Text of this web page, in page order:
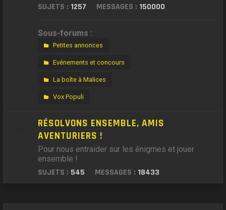
SUJETS : 1257 MESSAGES : 150000
Sous-forums :
Petites annonces
Evénements et concours
La boîte à Malices
Vox Populi
RÉSOLVONS ENSEMBLE, AMIS
AVENTURIERS !
Pour nous entraider sur les énigmes et jouer
ensemble !
SUJETS : 545 MESSAGES : 18433